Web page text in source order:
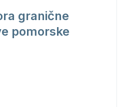
granične
pomorske